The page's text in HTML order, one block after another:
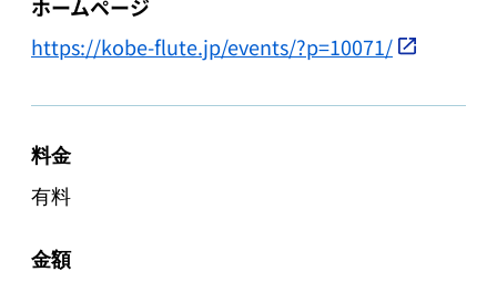
ホームページ
https://kobe-flute.jp/events/?p=10071/
料金
有料
金額